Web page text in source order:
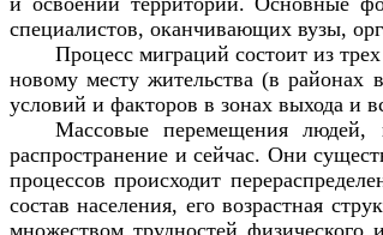
специалистов, оканчивающих вузы,
Процесс миграций состоит из
новому месту жительства (в районах
условий и факторов в зонах выхода и
Массовые перемещения людей,
распространение и сейчас. Они
процессов происходит
состав населения, его возрастная
множеством трудностей